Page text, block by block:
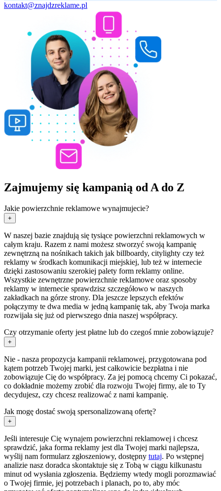
kontakt@znajdzreklame.pl
Zajmujemy się kampanią od A do Z
Jakie powierzchnie reklamowe wynajmujecie?
+
W naszej bazie znajdują się tysiące powierzchni reklamowych w
całym kraju. Razem z nami możesz stworzyć swoją kampanię
zewnętrzną na nośnikach takich jak billboardy, citylighty czy też
reklamy w środkach komunikacji miejskiej, lub też w internecie
dzięki zastosowaniu szerokiej palety form reklamy online.
Wszystkie zewnętrzne powierzchnie reklamowe oraz sposoby
reklamy w internecie sprawdzisz szczegółowo w naszych
zakładkach na górze strony. Dla jeszcze lepszych efektów
połączymy te dwa media w jedną kampanię tak, aby Twoja marka
rozwijała się już od pierwszego dnia naszej współpracy.
Czy otrzymanie oferty jest płatne lub do czegoś mnie zobowiązuje?
+
Nie - nasza propozycja kampanii reklamowej, przygotowana pod
kątem potrzeb Twojej marki, jest całkowicie bezpłatna i nie
zobowiązuje Cię do współpracy. Za jej pomocą chcemy Ci pokazać,
co dokładnie możemy zrobić dla rozwoju Twojej firmy, ale to Ty
decydujesz, czy chcesz realizować z nami kampanię.
Jak mogę dostać swoją spersonalizowaną ofertę?
+
Jeśli interesuje Cię wynajem powierzchni reklamowej i chcesz
sprawdzić, jaka forma reklamy jest dla Twojej marki najlepsza,
wyślij nam formularz zgłoszeniowy, dostępny tutaj. Po wstępnej
analizie nasz doradca skontaktuje się z Tobą w ciągu kilkunastu
minut od wysłania zgłoszenia. Będziemy wtedy mogli porozmawiać
o Twojej firmie, jej potrzebach i planach, po to, aby móc